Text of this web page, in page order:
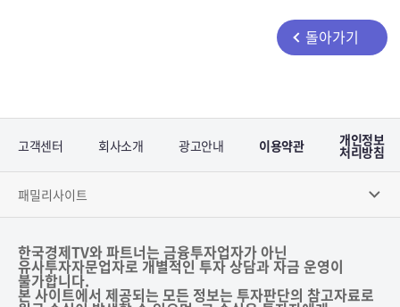
돌아가기
고객센터 회사소개 광고안내 이용약관 개인정보
처리방침
패밀리사이트
한국경제TV와 파트너는 금융투자업자가 아닌
유사투자자문업자로 개별적인 투자 상담과 자금 운영이
불가합니다.
본 사이트에서 제공되는 모든 정보는 투자판단의 참고자료로